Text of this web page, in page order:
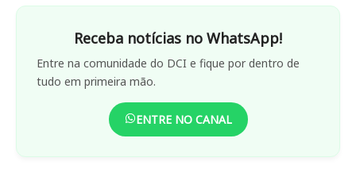
Receba notícias no WhatsApp!
Entre na comunidade do DCI e fique por dentro de
tudo em primeira mão.
ENTRE NO CANAL